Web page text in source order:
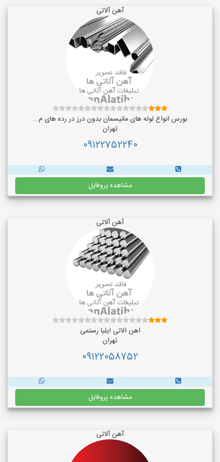
آهن آلاتی
بورس انواع لوله های مانیسمان بدون درز در رده های م...
تهران
09122752240
مشاهده پروفایل
آهن آلاتی
اهن الاتی ایلیا رستمی
تهران
09122058752
مشاهده پروفایل
آهن آلاتی